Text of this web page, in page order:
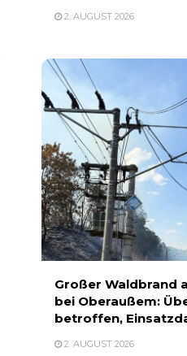
2. AUGUST 2026
Großer Waldbrand
bei Oberaußem:
betroffen,
2. AUGUST 2026